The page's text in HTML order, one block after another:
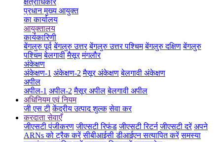
क्षेत्राधिकार
प्रधान मुख्य आयुक्त
का कार्यालय
आयुक्तालय
कार्यकारिणी
बेंगलुरु पूर्व बेंगलुरु उत्तर बेंगलुरु उत्तर पश्चिम बेंगलुरु दक्षिण बेंगलुरु
पश्चिम बेलगावी मैसूर मंगलौर
अंकेक्षण
अंकेक्षण-1 अंकेक्षण-2 मैसूर अंकेक्षण बेलगावी अंकेक्षण
अपील
अपील-1 अपील-2 मैसूर अपील बेलगावी अपील
अधिनियम एवं नियम
जी एस टी केंद्रीय उत्पाद शुल्क सेवा कर
करदाता सेवाएँ
जीएसटी पंजीकरण जीएसटी रिफंड जीएसटी रिटर्न जीएसटी दरें अपने
ARNs को ट्रैक करें सीबीआईसी डीआईएन सत्यापित करें समस्या